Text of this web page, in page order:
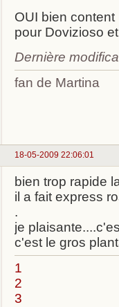
OUI bien
pour Dovizioso
Dernière
fan de Martina
18-05-2009 22:06:01
bien trop rapide
il a fait express
.
je
c'est le gros
1
2
3